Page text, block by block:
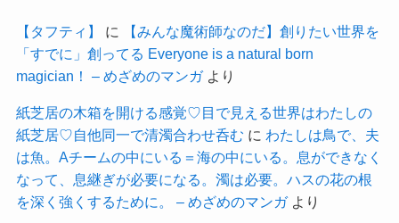
【タフティ】 に
【みんな魔術師なのだ】創りたい世界を
「すでに」創ってる Everyone is a natural born
magician！ – めざめのマンガより
紙芝居の木箱を開ける感覚♡目で見える世界はわたしの
紙芝居♡自他同一で清濁合わせ呑む に わたしは鳥で、夫
は魚。Aチームの中にいる＝海の中にいる。息ができなく
なって、息継ぎが必要になる。濁は必要。ハスの花の根
を深く強くするために。 – めざめのマンガより